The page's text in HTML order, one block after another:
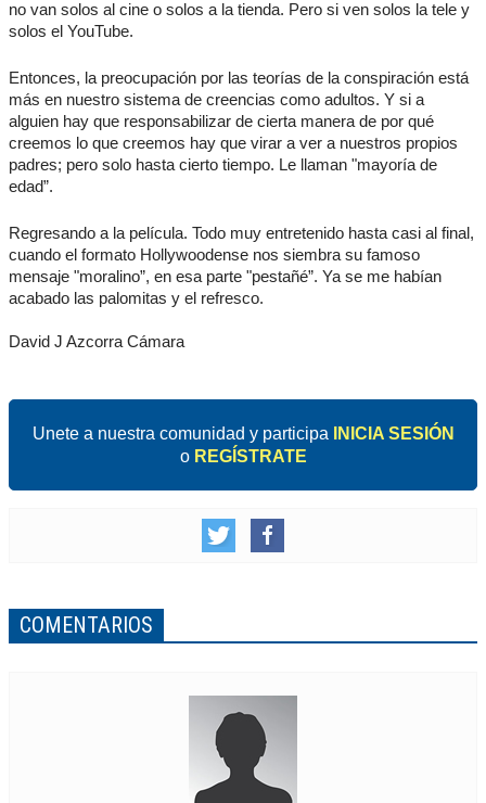
no van solos al cine o solos a la tienda. Pero si ven solos la tele y
solos el YouTube.
Entonces, la preocupación por las teorías de la conspiración está
más en nuestro sistema de creencias como adultos. Y si a
alguien hay que responsabilizar de cierta manera de por qué
creemos lo que creemos hay que virar a ver a nuestros propios
padres; pero solo hasta cierto tiempo. Le llaman "mayoría de
edad”.
Regresando a la película. Todo muy entretenido hasta casi al final,
cuando el formato Hollywoodense nos siembra su famoso
mensaje "moralino”, en esa parte "pestañé”. Ya se me habían
acabado las palomitas y el refresco.
David J Azcorra Cámara
Unete a nuestra comunidad y participa
INICIA SESIÓN
o REGÍSTRATE
COMENTARIOS